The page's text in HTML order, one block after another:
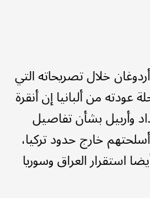
خلال تصريحاته التي
من ألبانيا إن أنقرة
وأربيل بشأن تفاصيل
خارج حدود تركيا،
استقرار العراق وسوريا